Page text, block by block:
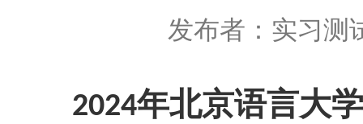
发布者：实习测
2024年北京语言大